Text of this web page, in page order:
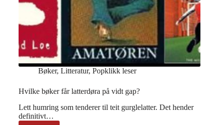
Bøker, Litteratur, Popklikk leser
Hvilke bøker får latterdøra på vidt gap?
Lett humring som tenderer til teit gurglelatter. Det hender
definitivt…